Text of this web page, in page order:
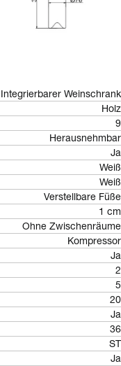
Integrierbarer Weinschrank
Holz
9
Herausnehmbar
Ja
Weiß
Weiß
Verstellbare Füße
1 cm
Ohne Zwischenräume
Kompressor
Ja
2
5
20
Ja
36
ST
Ja